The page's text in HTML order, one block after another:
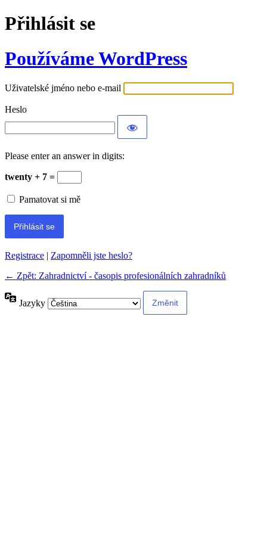
Přihlásit se
Používáme WordPress
Uživatelské jméno nebo e-mail
Heslo
Please enter an answer in digits:
twenty + 7 =
Pamatovat si mě
Registrace | Zapomněli jste heslo?
← Zpět: Zahradnictví - časopis profesionálních zahradníků
Jazyky